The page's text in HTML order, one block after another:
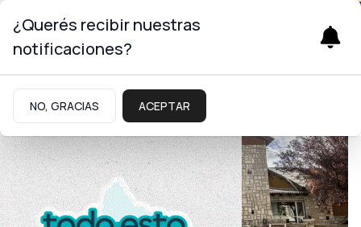
Infraestructura
¿Querés recibir nuestras
notificaciones?
NO, GRACIAS ACEPTAR